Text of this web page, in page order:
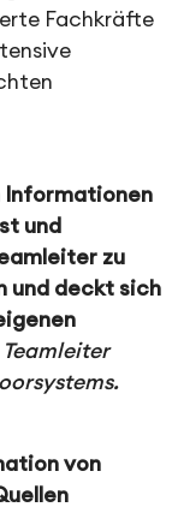
Fachkräfte
Informationen
und
zu
und deckt sich
Teamleiter
von